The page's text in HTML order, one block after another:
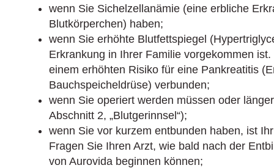
wenn Sie Sichelzellanämie (eine erbliche
Blutkörperchen) haben;
wenn Sie erhöhte Blutfettspiegel
Erkrankung in Ihrer Familie vorgekommen
einem erhöhten Risiko für eine Pankreatitis
Bauchspeicheldrüse) verbunden;
wenn Sie operiert werden müssen oder
Abschnitt 2, „Blutgerinnsel“);
wenn Sie vor kurzem entbunden haben, ist
Fragen Sie Ihren Arzt, wie bald nach der
von Aurovida beginnen können;